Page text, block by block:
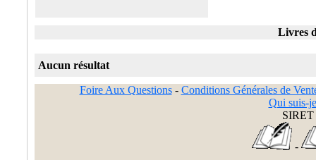
Livres
Aucun résultat
Foire Aux Questions- Conditions Générales de
Qui suis-
SIRET
-